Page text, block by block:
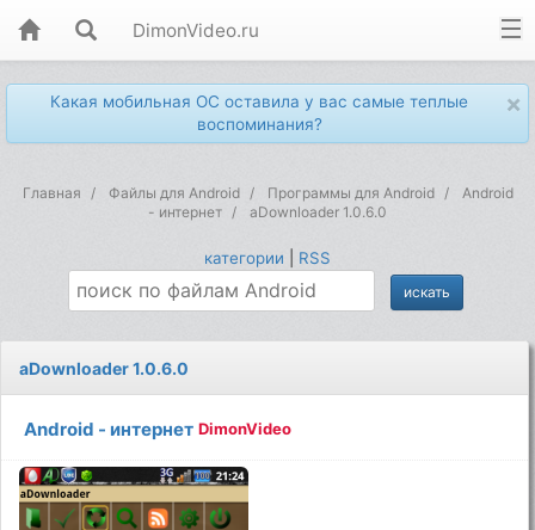
DimonVideo.ru
×
Какая мобильная ОС оставила у вас самые теплые
воспоминания?
Главная Файлы для Android Программы для Android
Android
- интернет
аDownloader 1.0.6.0
категории RSS
аDownloader 1.0.6.0
Android - интернет DimonVideo